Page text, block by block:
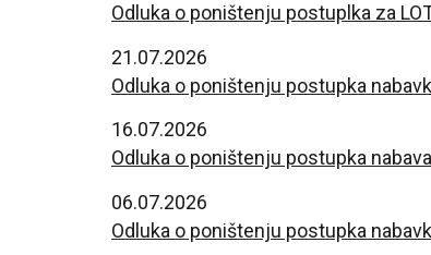
Odluka o poništenju postuplka za
21.07.2026
Odluka o poništenju postupka
16.07.2026
Odluka o poništenju postupka
06.07.2026
Odluka o poništenju postupka